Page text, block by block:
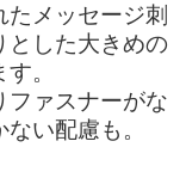
メッセージ刺
とした大きめの
。
ファスナーがな
い配慮も。